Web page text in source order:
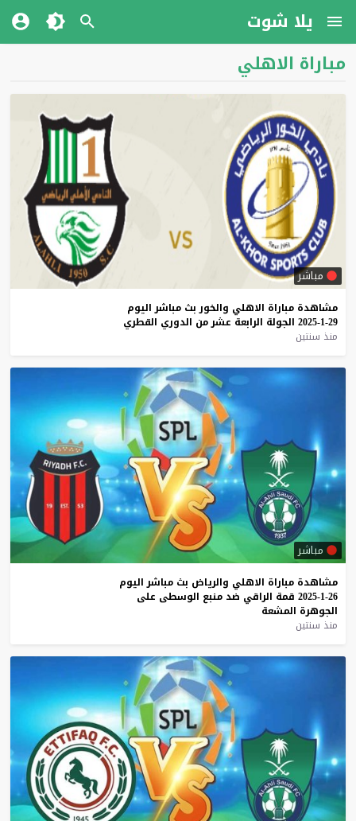
يلا شوت
مباراة الاهلي
مباشر
مشاهدة مباراة الاهلي والخور بث مباشر اليوم
29-1-2025
الجولة الرابعة عشرمن الدوري القطري
منذ سنتين
مباشر
مشاهدة مباراة الاهلي والرياض بث مباشر اليوم
26-1-2025
قمة الراقي ضد منبع الوسطى على
الجوهرة المشعة
منذ سنتين